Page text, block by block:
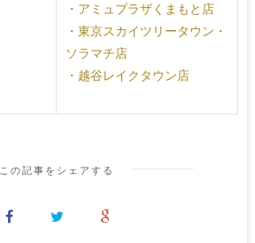
・アミュプラザくまもと店
・東京スカイツリータウン・
ソラマチ店
・越谷レイクタウン店
この記事をシェアする